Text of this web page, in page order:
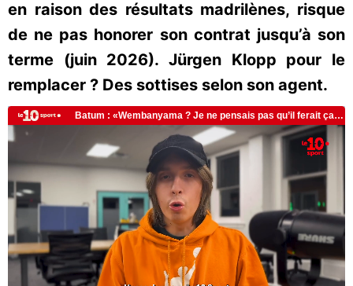
en raison des résultats madrilènes, risque
de ne pas honorer son contrat jusqu’à son
terme (juin 2026). Jürgen Klopp pour le
remplacer ? Des sottises selon son agent.